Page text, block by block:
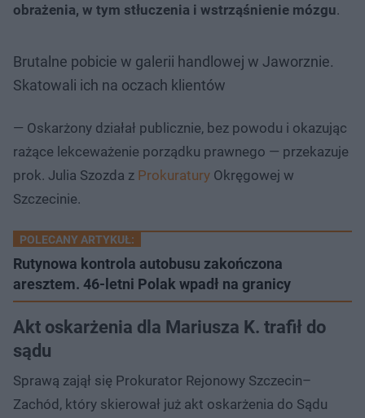
obrażenia, w tym stłuczenia i wstrząśnienie mózgu.
Brutalne pobicie w galerii handlowej w Jaworznie.
Skatowali ich na oczach klientów
— Oskarżony działał publicznie, bez powodu i okazując
rażące lekceważenie porządku prawnego — przekazuje
prok. Julia Szozda z Prokuratury Okręgowej w
Szczecinie.
POLECANY ARTYKUŁ:
Rutynowa kontrola autobusu zakończona
aresztem. 46-letni Polak wpadł na granicy
Akt oskarżenia dla Mariusza K. trafił do
sądu
Sprawą zajął się Prokurator Rejonowy Szczecin–
Zachód, który skierował już akt oskarżenia do Sądu